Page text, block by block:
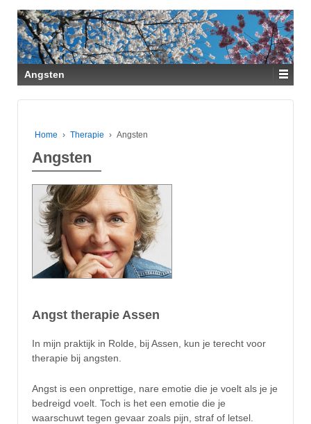
Angsten
Home › Therapie › Angsten
Angsten
Angst therapie Assen
In mijn praktijk in Rolde, bij Assen, kun je terecht voor
therapie bij angsten.
Angst is een onprettige, nare emotie die je voelt als je je
bedreigd voelt. Toch is het een emotie die je
waarschuwt tegen gevaar zoals pijn, straf of letsel.